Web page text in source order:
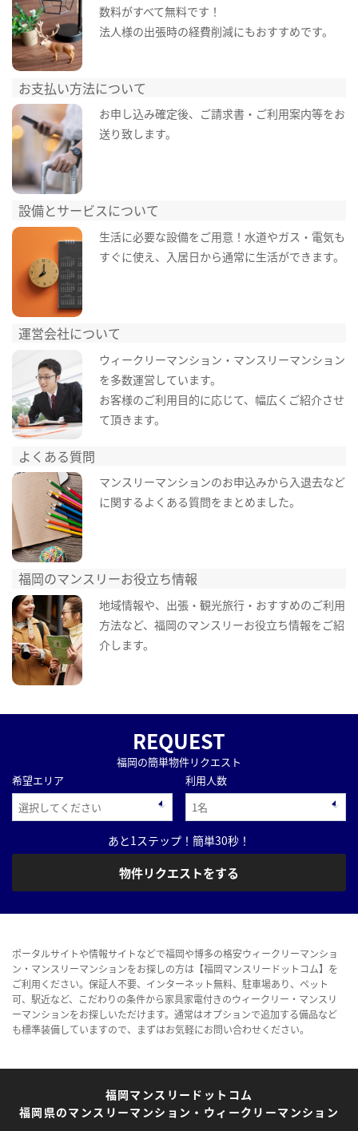
数料がすべて無料です！
法人様の出張時の経費削減にもおすすめです。
お支払い方法について
お申し込み確定後、ご請求書・ご利用案内等をお
送り致します。
設備とサービスについて
生活に必要な設備をご用意！水道やガス・電気も
すぐに使え、入居日から通常に生活ができます。
運営会社について
ウィークリーマンション・マンスリーマンション
を多数運営しています。
お客様のご利用目的に応じて、幅広くご紹介させ
て頂きます。
よくある質問
マンスリーマンションのお申込みから入退去など
に関するよくある質問をまとめました。
福岡のマンスリーお役立ち情報
地域情報や、出張・観光旅行・おすすめのご利用
方法など、福岡のマンスリーお役立ち情報をご紹
介します。
REQUEST
福岡の簡単物件リクエスト
希望エリア
利用人数
あと1ステップ！簡単30秒！
物件リクエストをする
ポータルサイトや情報サイトなどで福岡や博多の格安ウィークリーマンショ
ン・マンスリーマンションをお探しの方は【福岡マンスリードットコム】を
ご利用ください。保証人不要、インターネット無料、駐車場あり、ペット
可、駅近など、こだわりの条件から家具家電付きのウィークリー・マンスリ
ーマンションをお探しいただけます。通常はオプションで追加する備品など
も標準装備していますので、まずはお気軽にお問い合わせください。
福岡マンスリードットコム
福岡県のマンスリーマンション・ウィークリーマンション